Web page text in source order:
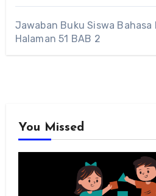
Jawaban Buku Siswa Bahasa
Halaman 51 BAB 2
You Missed